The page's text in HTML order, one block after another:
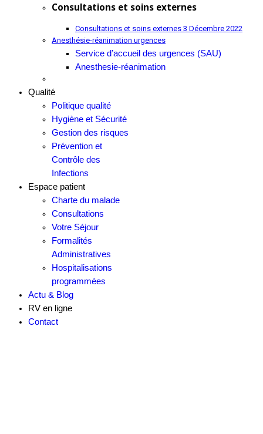
Consultations et soins externes
Consultations et soins externes 3 Décembre 2022
Anesthésie-réanimation urgences
Service d’accueil des urgences (SAU)
Anesthesie-réanimation
Qualité
Politique qualité
Hygiène et Sécurité
Gestion des risques
Prévention et
Contrôle des
Infections
Espace patient
Charte du malade
Consultations
Votre Séjour
Formalités
Administratives
Hospitalisations
programmées
Actu & Blog
RV en ligne
Contact